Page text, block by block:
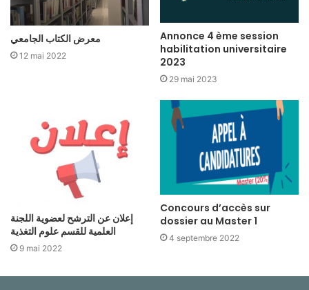
معرض الكتاب الجامعي
12 mai 2022
Annonce 4 ème session
habilitation universitaire
2023
29 mai 2023
إعلان عن الترشح لعضوية اللجنة
العلمية للقسم علوم التغذية
9 mai 2022
Concours d’accès sur
dossier au Master 1
4 septembre 2022